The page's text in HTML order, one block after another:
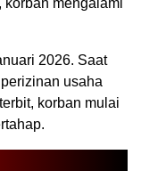
korban mengalami
2026. Saat
usaha
korban mulai